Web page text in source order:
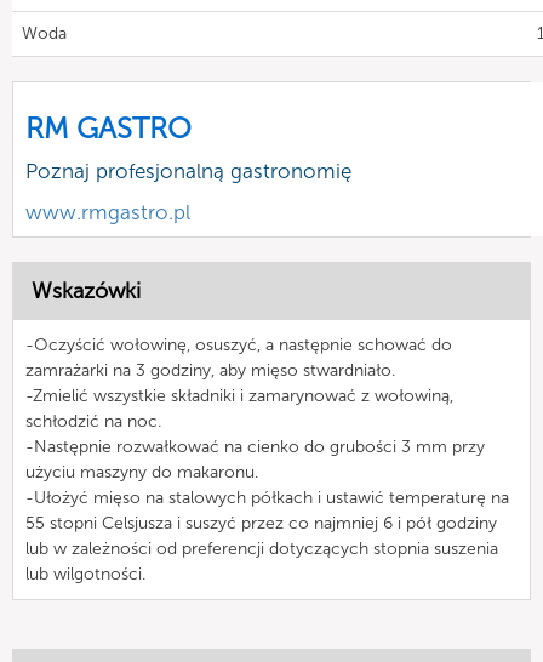
Woda
RM GASTRO
Poznaj profesjonalną gastronomię
www.rmgastro.pl
Wskazówki
-Oczyścić wołowinę, osuszyć, a następnie schować do
zamrażarki na 3 godziny, aby mięso stwardniało.
-Zmielić wszystkie składniki i zamarynować z wołowiną,
schłodzić na noc.
-Następnie rozwałkować na cienko do grubości 3 mm przy
użyciu maszyny do makaronu.
-Ułożyć mięso na stalowych półkach i ustawić temperaturę na
55 stopni Celsjusza i suszyć przez co najmniej 6 i pół godziny
lub w zależności od preferencji dotyczących stopnia suszenia
lub wilgotności.